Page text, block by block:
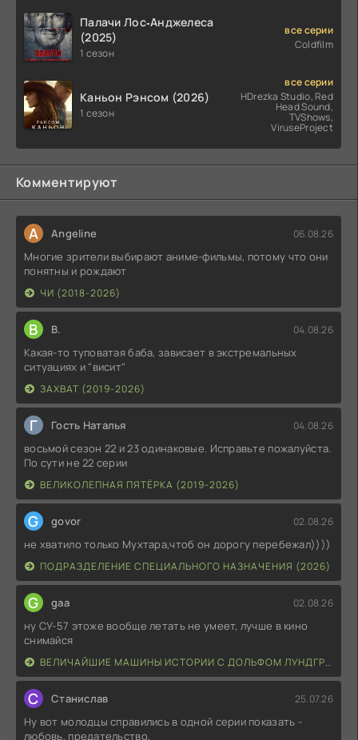
Палачи Лос‑Анджелеса
(2025)
1 сезон
все серии
Coldfilm
Каньон Рэнсом (2026)
1 сезон
все серии
HDrezka Studio, Red
Head Sound,
TVShows,
ViruseProject
Комментируют
A Angeline 06.08.26
Многие зрители выбирают аниме-фильмы, потому что они
понятны и рождают
ЧИ (2018-2026)
В В. 04.08.26
Какая-то туповатая баба, зависает в экстремальных
ситуациях и "висит"
ЗАХВАТ (2019-2026)
Г Гость Наталья 04.08.26
восьмой сезон 22 и 23 одинаковые. Исправьте пожалуйста.
По сути не 22 серии
ВЕЛИКОЛЕПНАЯ ПЯТЁРКА (2019-2026)
G govor 02.08.26
не хватило только Мухтара,чтоб он дорогу перебежал))))
ПОДРАЗДЕЛЕНИЕ СПЕЦИАЛЬНОГО НАЗНАЧЕНИЯ (2026)
G gaa 02.08.26
ну СУ-57 этоже вообще летать не умеет, лучше в кино
снимайся
ВЕЛИЧАЙШИЕ МАШИНЫ ИСТОРИИ С ДОЛЬФОМ ЛУНДГРЕНОМ (2026)
С Станислав 25.07.26
Ну вот молодцы справились в одной серии показать -
любовь, предательство,